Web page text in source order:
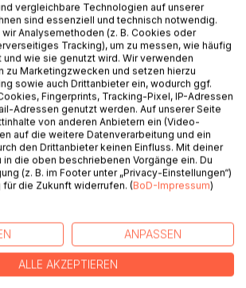
IN DEN WARENKORB
Mischung von kurzweiligen
vergleichbare Technologien auf unserer
sind essenziell und technisch notwendig.
Analysemethoden (z. B. Cookies oder
Tracking), um zu messen, wie häufig
wie sie genutzt wird. Wir verwenden
zu Marketingzwecken und setzen hierzu
sowie auch Drittanbieter ein, wodurch ggf.
Fingerprints, Tracking-Pixel, IP-Adressen
Adressen genutzt werden. Auf unserer Seite
von anderen Anbietern ein (Video-
auf die weitere Datenverarbeitung und ein
den Drittanbieter keinen Einfluss. Mit deiner
die oben beschriebenen Vorgänge ein. Du
(z. B. im Footer unter „Privacy-Einstellungen“)
die Zukunft widerrufen. (BoD-Impressum)
ANPASSEN
ALLE AKZEPTIEREN